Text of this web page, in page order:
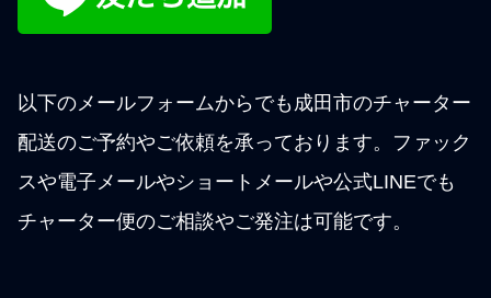
以下のメールフォームからでも成田市のチャーター
配送のご予約やご依頼を承っております。ファック
スや電子メールやショートメールや公式LINEでも
チャーター便のご相談やご発注は可能です。